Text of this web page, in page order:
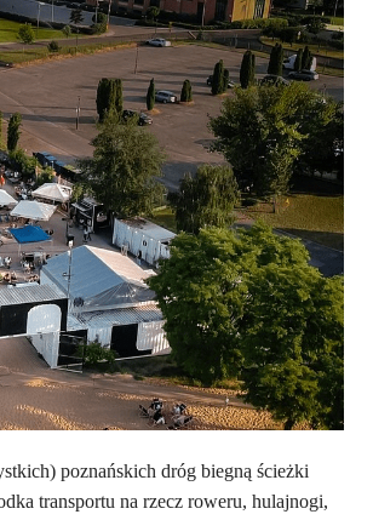
poznańskich dróg biegną ścieżki
transportu na rzecz roweru, hulajnogi,